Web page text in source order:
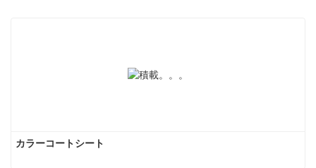
カラーコートシート